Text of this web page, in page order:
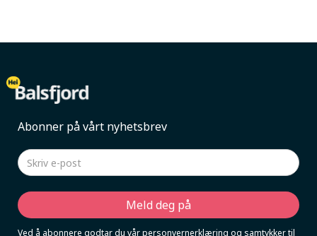
Abonner på vårt nyhetsbrev
Ved å abonnere godtar du vår personvernerklæring og samtykker til